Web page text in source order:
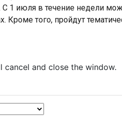
cancel and close the window.
1 июля в течение недели
Кроме того, пройдут